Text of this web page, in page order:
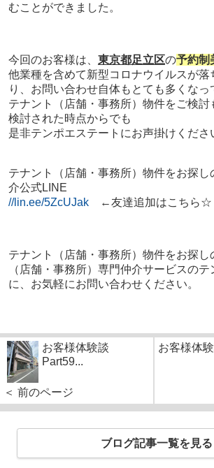
むことができました。
今回のお客様は、 東京都足立区の予約制
他業種を含めて新型コロナウイルスが落
り、お問い合わせ自体もとても多くなっ
テナント（店舗・事務所）物件をご検討
検討された時点からでも
是非テンポエステートにお声掛けくださ
テナント（店舗・事務所）物件をお探し
介公式LINE
//lin.ee/5ZcUJak←友達追加はこちら☆
テナント（店舗・事務所）物件をお探し
（店舗・事務所）専門仲介サービスのテ
に、お気軽にお問い合わせください。
お客様体験談
Part59...
＜ 前のページ
お客様体
ブログ記事一覧を見る